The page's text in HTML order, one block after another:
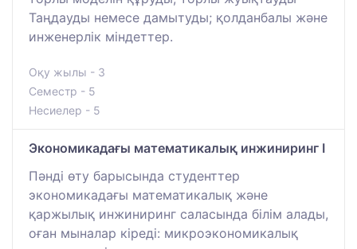
Таңдауды немесе дамытуды; қолданбалы және
инженерлік міндеттер.
Оқу жылы - 3
Семестр - 5
Несиелер - 5
Экономикадағы математикалық инжиниринг I
Пәнді өту барысында студенттер
экономикадағы математикалық және
қаржылық инжиниринг саласында білім алады,
оған мыналар кіреді: микроэкономикалық